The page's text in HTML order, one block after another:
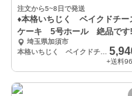
注文から5~8日で発送
♦️本格いちじく ベイクドチー
ケーキ 5号ホール 絶品です
埼玉県加須市
+送料